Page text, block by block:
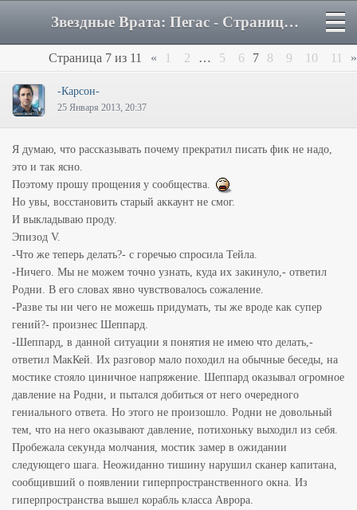
Звездные Врата: Пегас - Страница 7 - Форум
Страница 7 из 11 « 1 2 … 5 6 7 8 9 10 11 »
-Карсон-
25 Января 2013, 20:37
Я думаю, что рассказывать почему прекратил писать фик не надо,
это и так ясно.
Поэтому прошу прощения у сообщества.
Но увы, восстановить старый аккаунт не смог.
И выкладываю проду.
Эпизод V.
-Что же теперь делать?- с горечью спросила Тейла.
-Ничего. Мы не можем точно узнать, куда их закинуло,- ответил
Родни. В его словах явно чувствовалось сожаление.
-Разве ты ни чего не можешь придумать, ты же вроде как супер
гений?- произнес Шеппард.
-Шеппард, в данной ситуации я понятия не имею что делать,-
ответил МакКей. Их разговор мало походил на обычные беседы, на
мостике стояло циничное напряжение. Шеппард оказывал огромное
давление на Родни, и пытался добиться от него очередного
гениального ответа. Но этого не произошло. Родни не довольный
тем, что на него оказывают давление, потихоньку выходил из себя.
Пробежала секунда молчания, мостик замер в ожидании
следующего шага. Неожиданно тишину нарушил сканер капитана,
сообщивший о появлении гиперпространственного окна. Из
гиперпространства вышел корабль класса Аврора.